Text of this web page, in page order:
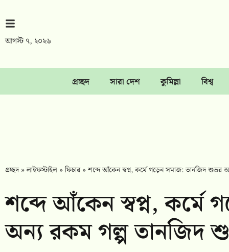
আগস্ট ৭, ২০২৬
প্রচ্ছদ সারা দেশ কুমিল্লা বিশ্ব
প্রচ্ছদ»লাইফস্টাইল »ফিচার»শব্দে আঁকেন স্বপ্ন, কর্মে গড়েন সমাজ: তানজিদ শুভ্রর
শব্দে আঁকেন স্বপ্ন, কর্মে
অন্য রকম গল্প তানজিদ